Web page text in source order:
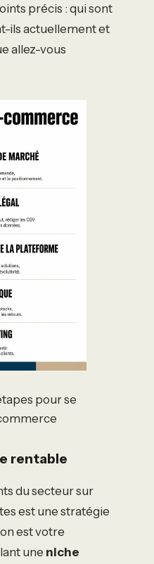
précis : qui sont
ils actuellement et
allez-vous
pour se
rentable
du secteur sur
est une stratégie
est votre
une niche